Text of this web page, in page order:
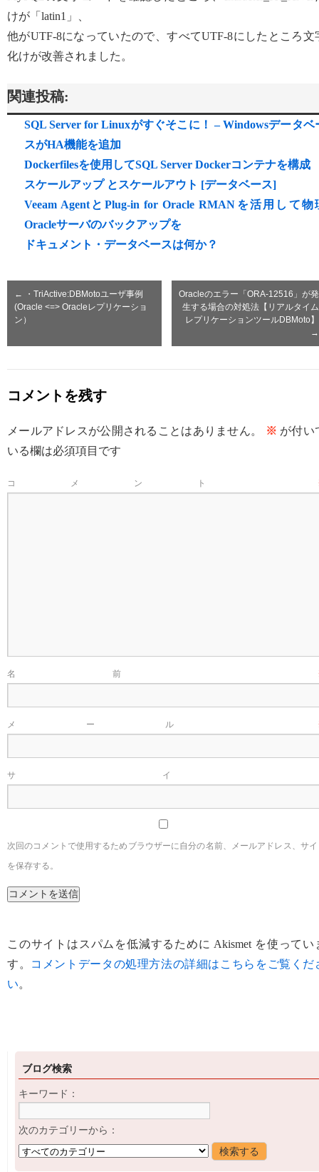
けが「latin1」、
他がUTF-8になっていたので、すべてUTF-8にしたところ文
化けが改善されました。
関連投稿:
SQL Server for Linuxがすぐそこに！ – Windowsデータベ
スがHA機能を追加
Dockerfilesを使用してSQL Server Dockerコンテナを構成
スケールアップ とスケールアウト [データベース]
Veeam AgentとPlug-in for Oracle RMANを活用して物
Oracleサーバのバックアップを
ドキュメント・データベースは何か？
←
・TriActive:DBMotoユーザ事例
(Oracle <=> Oracleレプリケーショ
ン）
Oracleのエラー「ORA-12516」が発
生する場合の対処法【リアルタイム
レプリケーションツールDBMoto】
→
コメントを残す
メールアドレスが公開されることはありません。 ※ が付い
いる欄は必須項目です
コメント
名前
メール
サイ
次回のコメントで使用するためブラウザーに自分の名前、メールアドレス、サ
を保存する。
このサイトはスパムを低減するために Akismet を使ってい
す。
コメントデータの処理方法の詳細はこちらをご覧くだ
い。
ブログ検索
キーワード：
次のカテゴリーから：